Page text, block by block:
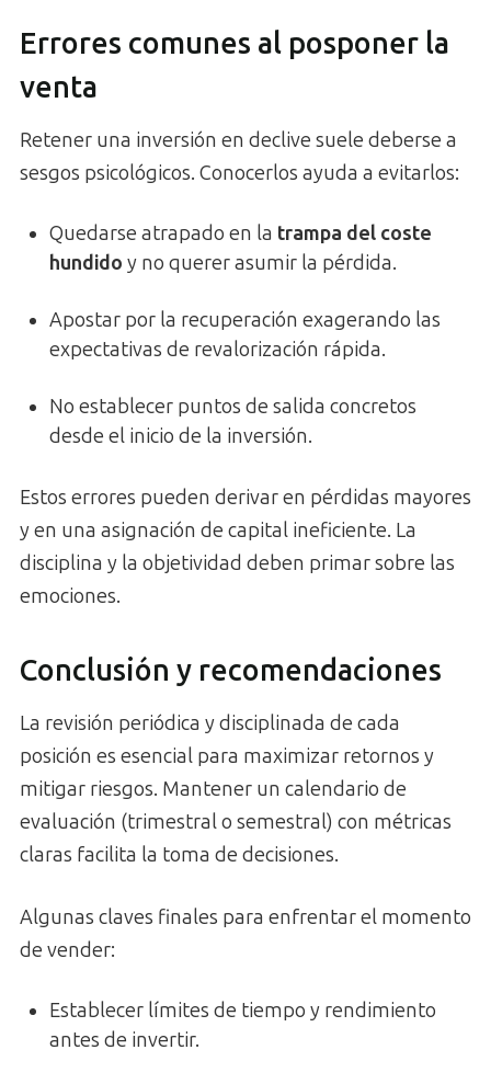
Errores comunes al posponer la
venta
Retener una inversión en declive suele deberse a
sesgos psicológicos. Conocerlos ayuda a evitarlos:
Quedarse atrapado en la trampa del coste
hundido y no querer asumir la pérdida.
Apostar por la recuperación exagerando las
expectativas de revalorización rápida.
No establecer puntos de salida concretos
desde el inicio de la inversión.
Estos errores pueden derivar en pérdidas mayores
y en una asignación de capital ineficiente. La
disciplina y la objetividad deben primar sobre las
emociones.
Conclusión y recomendaciones
La revisión periódica y disciplinada de cada
posición es esencial para maximizar retornos y
mitigar riesgos. Mantener un calendario de
evaluación (trimestral o semestral) con métricas
claras facilita la toma de decisiones.
Algunas claves finales para enfrentar el momento
de vender:
Establecer límites de tiempo y rendimiento
antes de invertir.